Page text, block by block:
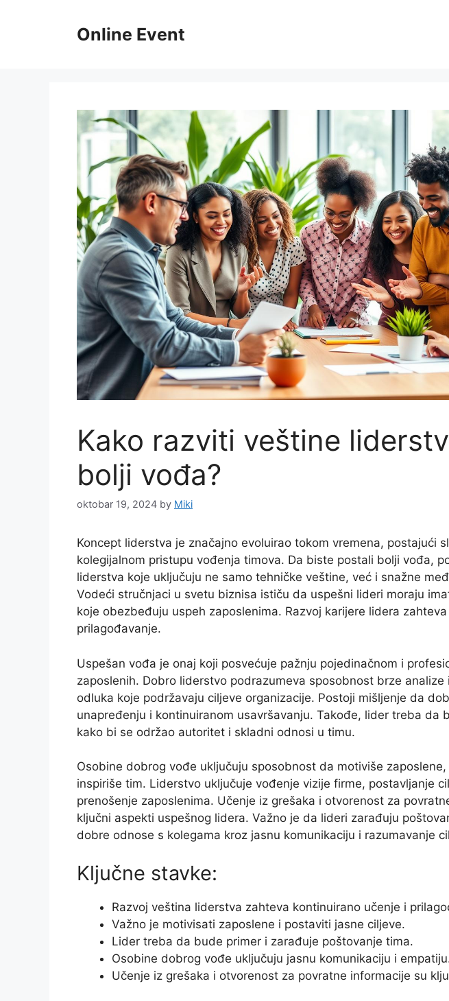
Online Event
Kako razviti veštine
bolji vođa?
oktobar 19, 2024 by Miki
Koncept liderstva je značajno evoluirao tokom vremena, postajući
kolegijalnom pristupu vođenja timova. Da biste postali bolji vođa,
liderstva koje uključuju ne samo tehničke veštine, već i snažne
Vodeći stručnjaci u svetu biznisa ističu da uspešni lideri moraju
koje obezbeđuju uspeh zaposlenima. Razvoj karijere lidera
prilagođavanje.
Uspešan vođa je onaj koji posvećuje pažnju pojedinačnom i
zaposlenih. Dobro liderstvo podrazumeva sposobnost brze
odluka koje podržavaju ciljeve organizacije. Postoji mišljenje da
unapređenju i kontinuiranom usavršavanju. Takođe, lider treba da
kako bi se održao autoritet i skladni odnosi u timu.
Osobine dobrog vođe uključuju sposobnost da motiviše
inspiriše tim. Liderstvo uključuje vođenje vizije firme, postavljanje
prenošenje zaposlenima. Učenje iz grešaka i otvorenost za
ključni aspekti uspešnog lidera. Važno je da lideri zarađuju
dobre odnose s kolegama kroz jasnu komunikaciju i razumavanje
Ključne stavke:
Razvoj veština liderstva zahteva kontinuirano učenje i
Važno je motivisati zaposlene i postaviti jasne ciljeve.
Lider treba da bude primer i zarađuje poštovanje tima.
Osobine dobrog vođe uključuju jasnu komunikaciju i
Učenje iz grešaka i otvorenost za povratne informacije su